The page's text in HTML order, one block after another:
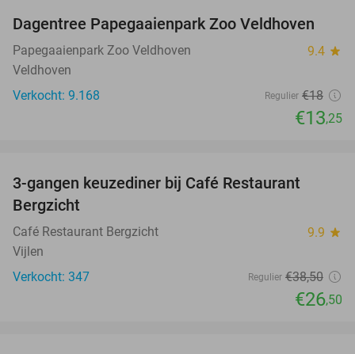
26%
Dagentree Papegaaienpark Zoo Veldhoven
Papegaaienpark Zoo Veldhoven 9.4 star
Veldhoven
Verkocht: 9.168
Regulier €18
€13,25
3-gangen keuzediner bij Café Restaurant
Bergzicht
Café Restaurant Bergzicht 9.9 star
Vijlen
Verkocht: 347
Regulier €38,50
€26,50